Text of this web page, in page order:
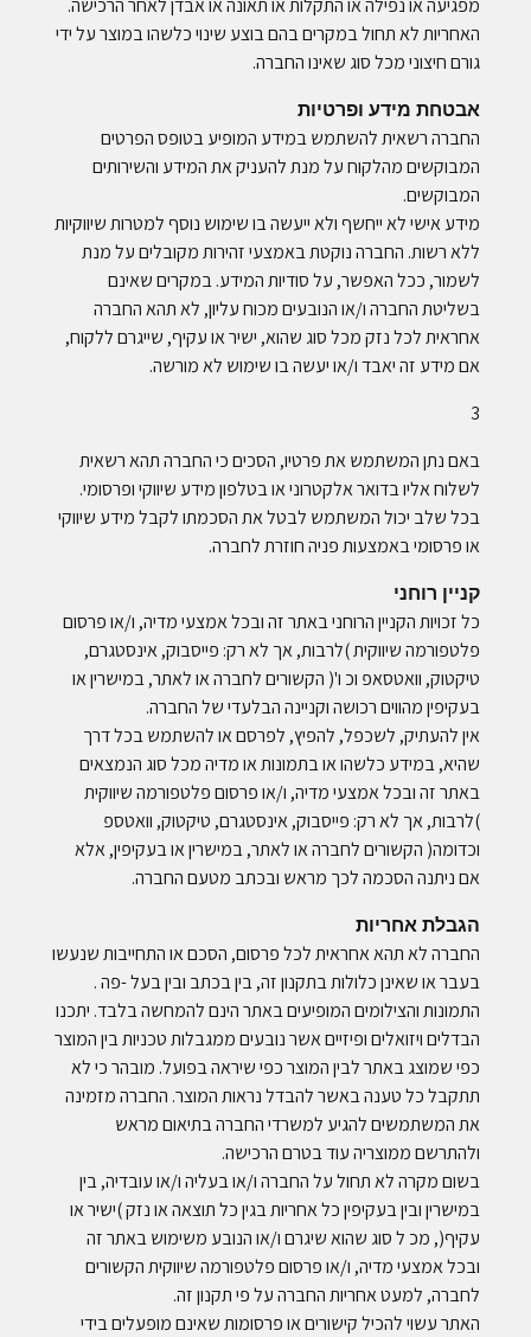
מפגיעה או נפילה או התקלות או תאונה או אבדן לאחר הרכישה.
האחריות לא תחול במקרים בהם בוצע שינוי כלשהו במוצר על ידי
גורם חיצוני מכל סוג שאינו החברה.
אבטחת מידע ופרטיות
החברה רשאית להשתמש במידע המופיע בטופס הפרטים
המבוקשים מהלקוח על מנת להעניק את המידע והשירותים
המבוקשים.
מידע אישי לא ייחשף ולא ייעשה בו שימוש נוסף למטרות שיווקיות
ללא רשות. החברה נוקטת באמצעי זהירות מקובלים על מנת
לשמור, ככל האפשר, על סודיות המידע. במקרים שאינם
בשליטת החברה ו/או הנובעים מכוח עליון, לא תהא החברה
אחראית לכל נזק מכל סוג שהוא, ישיר או עקיף, שייגרם ללקוח,
אם מידע זה יאבד ו/או יעשה בו שימוש לא מורשה.
3
באם נתן המשתמש את פרטיו, הסכים כי החברה תהא רשאית
לשלוח אליו בדואר אלקטרוני או בטלפון מידע שיווקי ופרסומי.
בכל שלב יכול המשתמש לבטל את הסכמתו לקבל מידע שיווקי
או פרסומי באמצעות פניה חוזרת לחברה.
קניין רוחני
כל זכויות הקניין הרוחני באתר זה ובכל אמצעי מדיה, ו/או פרסום
פלטפורמה שיווקית )לרבות, אך לא רק: פייסבוק, אינסטגרם,
טיקטוק, וואטסאפ וכ ו'( הקשורים לחברה או לאתר, במישרין או
בעקיפין מהווים רכושה וקניינה הבלעדי של החברה.
אין להעתיק, לשכפל, להפיץ, לפרסם או להשתמש בכל דרך
שהיא, במידע כלשהו או בתמונות או מדיה מכל סוג הנמצאים
באתר זה ובכל אמצעי מדיה, ו/או פרסום פלטפורמה שיווקית
)לרבות, אך לא רק: פייסבוק, אינסטגרם, טיקטוק, וואטספ
וכדומה( הקשורים לחברה או לאתר, במישרין או בעקיפין, אלא
אם ניתנה הסכמה לכך מראש ובכתב מטעם החברה.
הגבלת אחריות
החברה לא תהא אחראית לכל פרסום, הסכם או התחייבות שנעשו
בעבר או שאינן כלולות בתקנון זה, בין בכתב ובין בעל -פה .
התמונות והצילומים המופיעים באתר הינם להמחשה בלבד. יתכנו
הבדלים ויזואלים ופיזיים אשר נובעים ממגבלות טכניות בין המוצר
כפי שמוצג באתר לבין המוצר כפי שיראה בפועל. מובהר כי לא
תתקבל כל טענה באשר להבדל נראות המוצר. החברה מזמינה
את המשתמשים להגיע למשרדי החברה בתיאום מראש
ולהתרשם ממוצריה עוד בטרם הרכישה.
בשום מקרה לא תחול על החברה ו/או בעליה ו/או עובדיה, בין
במישרין ובין בעקיפין כל אחריות בגין כל תוצאה או נזק )ישיר או
עקיף(, מכ ל סוג שהוא שיגרם ו/או הנובע משימוש באתר זה
ובכל אמצעי מדיה, ו/או פרסום פלטפורמה שיווקית הקשורים
לחברה, למעט אחריות החברה על פי תקנון זה.
האתר עשוי להכיל קישורים או פרסומות שאינם מופעלים בידי